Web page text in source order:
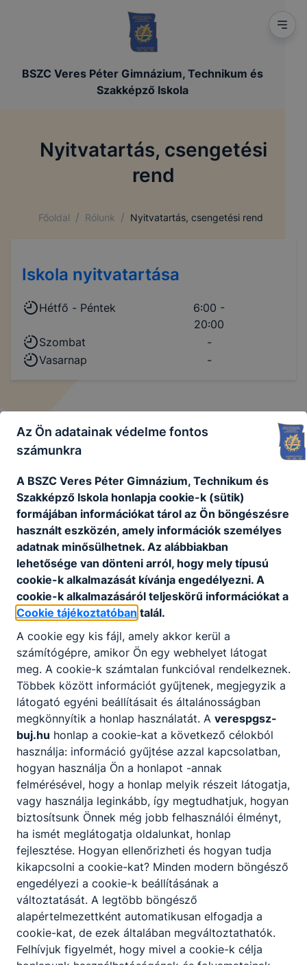
BSZC Veres Péter Gimnázium, Technikum és
Szakképző Iskola
Nyitvatartás, csengetési
rend
Főoldal / Rólunk / Nyitvatartás, csengetési rend
Iskola nyitvatartása
Hétfő - Péntek
6:00 -
20:00
Szombat
-
Vasarnap
-
Csengetési rend
Normál
1. óra
07:45 - 08:30
2. óra
08:40 - 09:25
3. óra
09:35 - 10:20
4. óra
10:25 - 11:10
5. óra
11:20 - 12:05
6. óra
12:20 - 13:05
7. óra
13:15 - 14:00
8. óra
14:05 - 14:50
9. óra
15:00 - 16:40
10. óra
16:40 - 16:20
11. óra
16:25 - 17:05
12. óra
17:05 - 17:50
13. óra
17:55 - 18:35
14. óra
18:35 - 19:15
15. óra
19:20 - 20:00
Rövidített
Partnereink
Az Ön adatainak védelme fontos
számunkra
A BSZC Veres Péter Gimnázium, Technikum és
Szakképző Iskola honlapja cookie-k (sütik)
formájában információkat tárol az Ön böngészésre
használt eszközén, amely információk személyes
adatnak minősülhetnek. Az alábbiakban
lehetősége van dönteni arról, hogy mely típusú
cookie-k alkalmazását kívánja engedélyezni. A
cookie-k alkalmazásáról teljeskörű információkat a
Cookie tájékoztatóban talál.
A cookie egy kis fájl, amely akkor kerül a
számítógépre, amikor Ön egy webhelyet látogat
meg. A cookie-k számtalan funkcióval rendelkeznek.
Többek között információt gyűjtenek, megjegyzik a
látogató egyéni beállításait és általánosságban
megkönnyítik a honlap használatát. A verespgsz-
buj.hu honlap a cookie-kat a következő célokból
használja: információ gyűjtése azzal kapcsolatban,
hogyan használja Ön a honlapot -annak
felmérésével, hogy a honlap melyik részeit látogatja,
vagy használja leginkább, így megtudhatjuk, hogyan
biztosítsunk Önnek még jobb felhasználói élményt,
ha ismét meglátogatja oldalunkat, honlap
fejlesztése. Hogyan ellenőrizheti és hogyan tudja
kikapcsolni a cookie-kat? Minden modern böngésző
engedélyezi a cookie-k beállításának a
változtatását. A legtöbb böngésző
alapértelmezettként automatikusan elfogadja a
cookie-kat, de ezek általában megváltoztathatók.
Felhívjuk figyelmét, hogy mivel a cookie-k célja